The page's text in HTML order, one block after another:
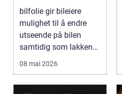
bilen
bilfolie gir bileiere
mulighet til å endre
utseende på bilen
samtidig som lakken
får et ekstra lag m...
08 mai 2026